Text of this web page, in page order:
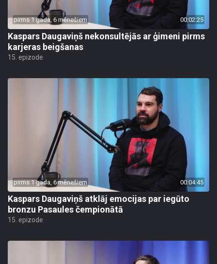
pirms 1 gada, 6 mēnešiem 00:02:25
Kaspars Daugaviņš nekonsultējās ar ģimeni pirms
karjeras beigšanas
15. epizode
pirms 1 gada, 6 mēnešiem 00:04:45
Kaspars Daugaviņš atklāj emocijas par iegūto
bronzu Pasaules čempionātā
15. epizode